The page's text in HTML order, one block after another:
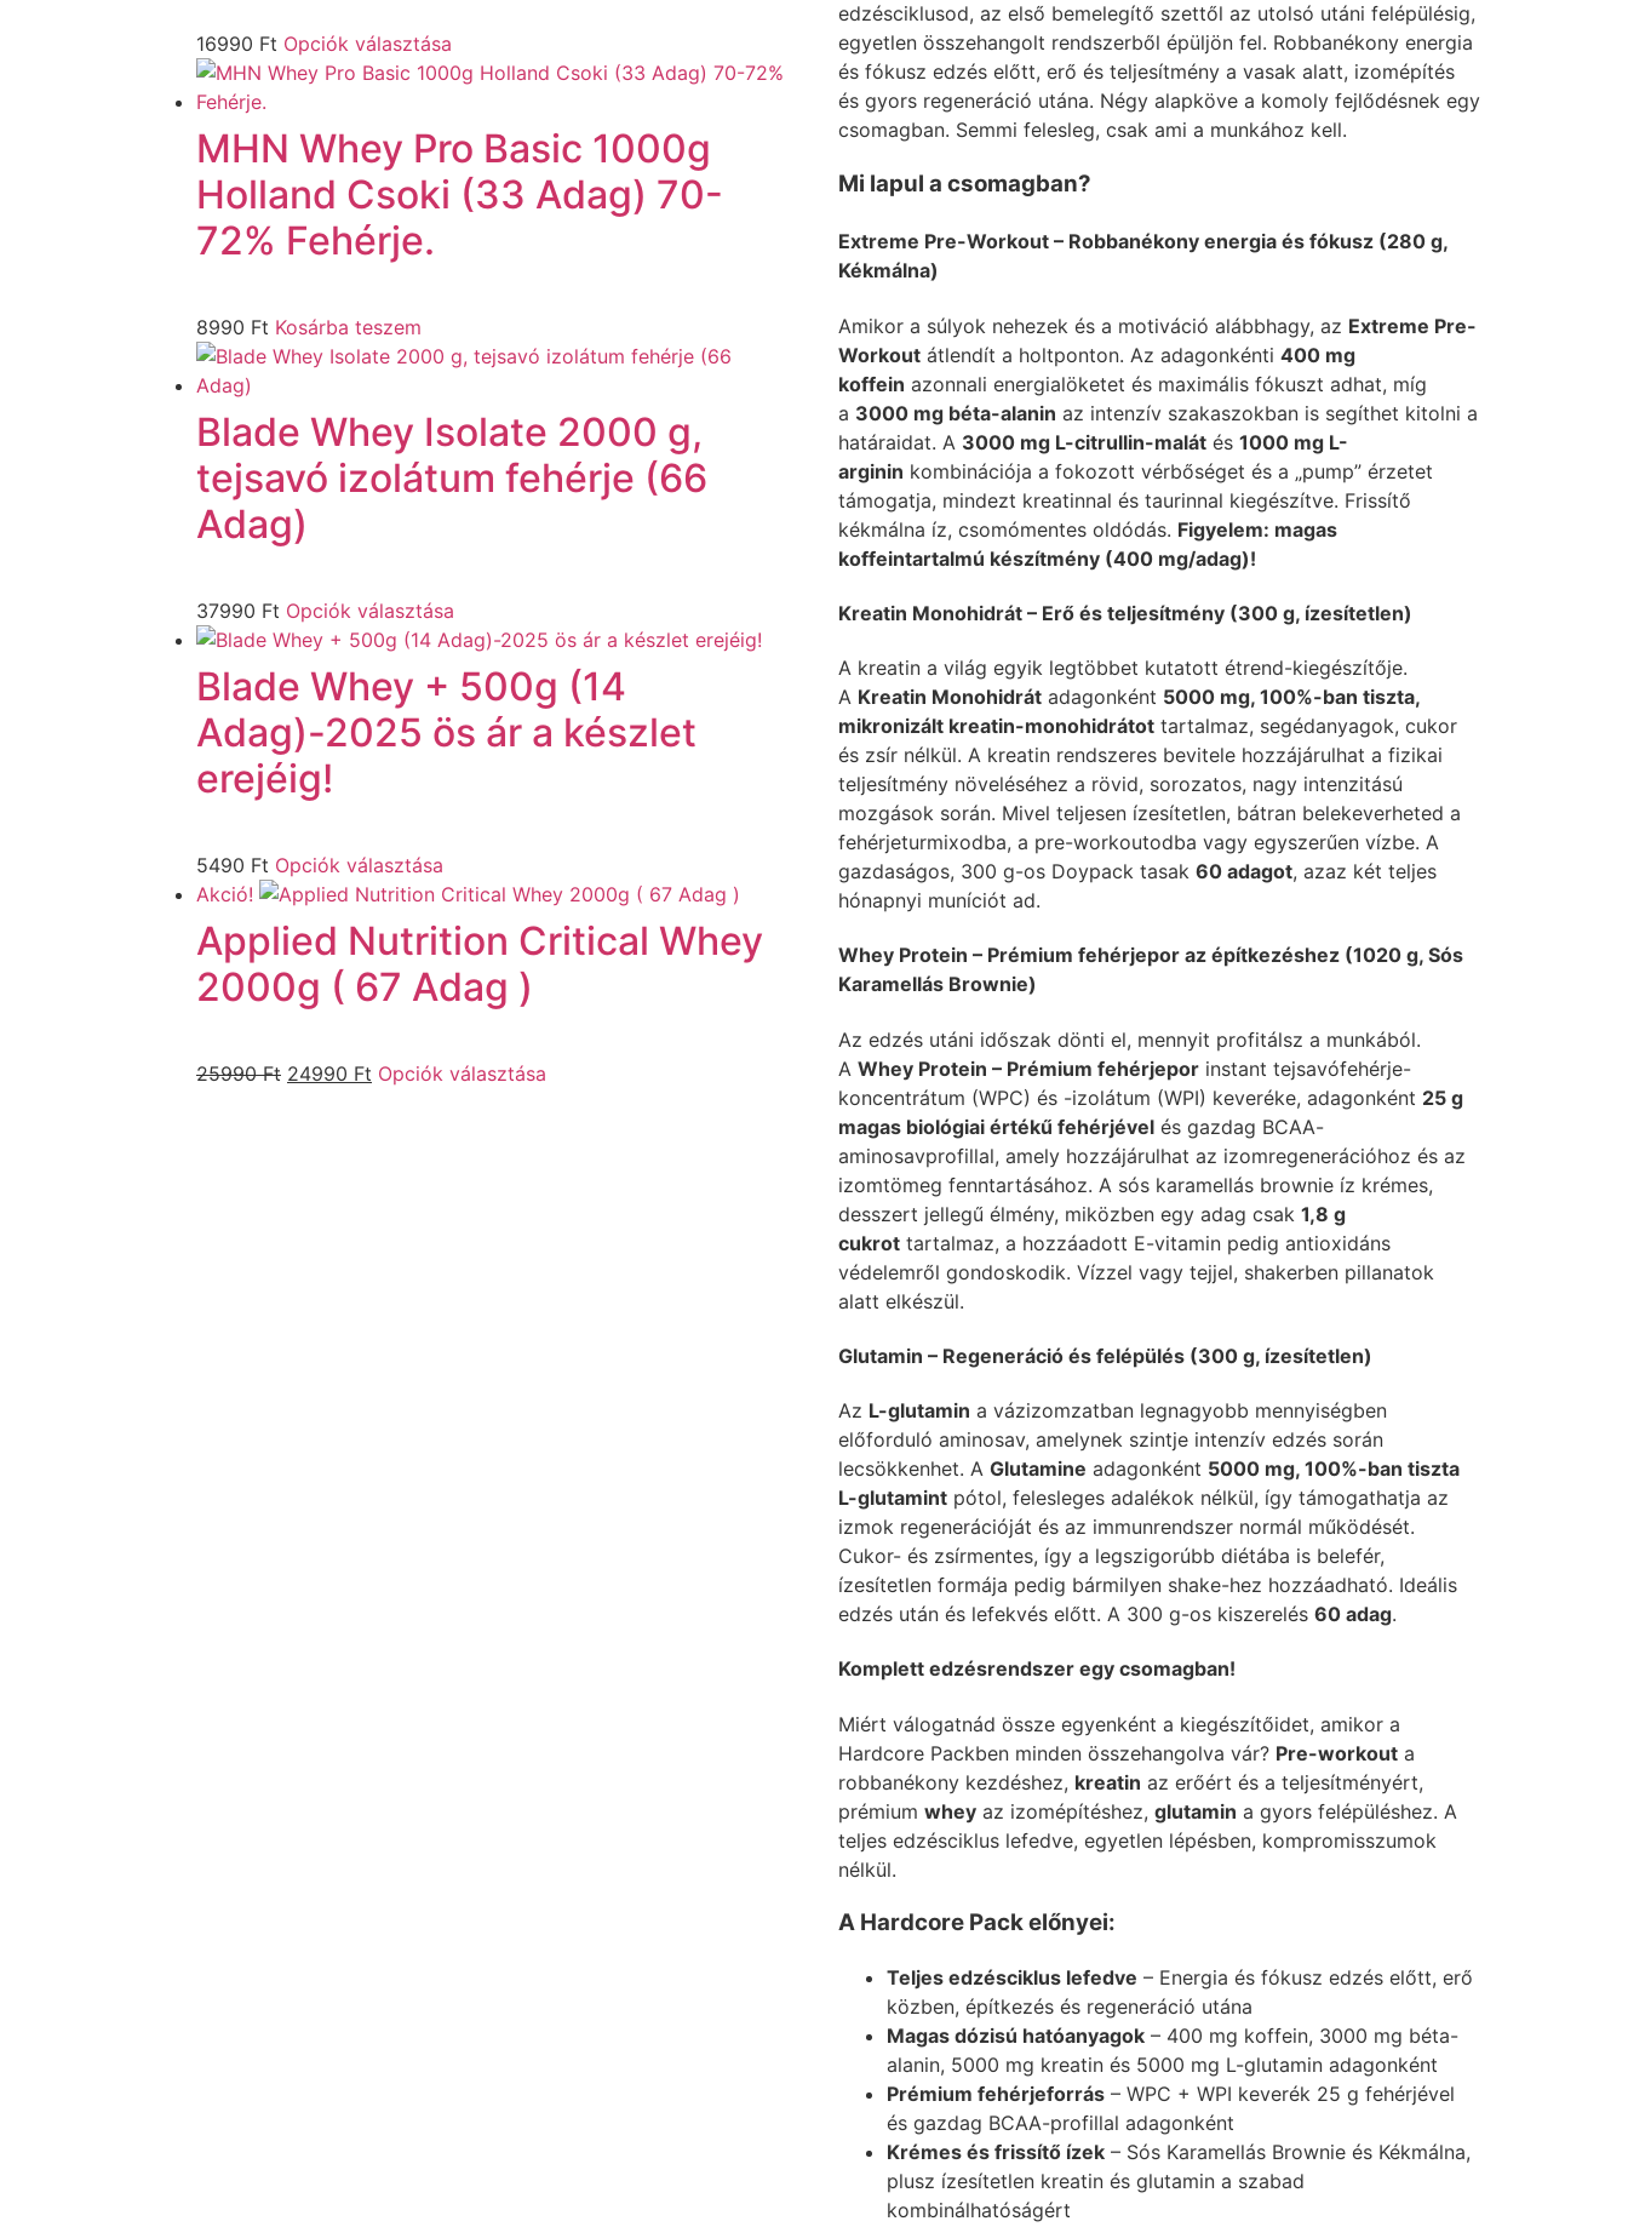
16990 Ft Opciók választása
MHN Whey Pro Basic 1000g
Holland Csoki (33 Adag) 70-
72% Fehérje.
8990 Ft Kosárba teszem
Blade Whey Isolate 2000 g,
tejsavó izolátum fehérje (66
Adag)
37990 Ft Opciók választása
Blade Whey + 500g (14
Adag)-2025 ös ár a készlet
erejéig!
5490 Ft Opciók választása
Akció!
Applied Nutrition Critical Whey
2000g ( 67 Adag )
25990Ft 24990 Ft Opciók választása
edzésciklusod, az első bemelegítő szettől az utolsó utáni felépülésig,
egyetlen összehangolt rendszerből épüljön fel. Robbanékony energia
és fókusz edzés előtt, erő és teljesítmény a vasak alatt, izomépítés
és gyors regeneráció utána. Négy alapköve a komoly fejlődésnek egy
csomagban. Semmi felesleg, csak ami a munkához kell.
Mi lapul a csomagban?
Extreme Pre-Workout – Robbanékony energia és fókusz (280 g,
Kékmálna)
Amikor a súlyok nehezek és a motiváció alábbhagy, az Extreme Pre-
Workout átlendít a holtponton. Az adagonkénti 400 mg
koffein azonnali energialöketet és maximális fókuszt adhat, míg
a 3000 mg béta-alanin az intenzív szakaszokban is segíthet kitolni a
határaidat. A 3000 mg L-citrullin-malát és 1000 mg L-
arginin kombinációja a fokozott vérbőséget és a „pump” érzetet
támogatja, mindezt kreatinnal és taurinnal kiegészítve. Frissítő
kékmálna íz, csomómentes oldódás. Figyelem: magas
koffeintartalmú készítmény (400 mg/adag)!
Kreatin Monohidrát – Erő és teljesítmény (300 g, ízesítetlen)
A kreatin a világ egyik legtöbbet kutatott étrend-kiegészítője.
A Kreatin Monohidrát adagonként 5000 mg, 100%-ban tiszta,
mikronizált kreatin-monohidrátot tartalmaz, segédanyagok, cukor
és zsír nélkül. A kreatin rendszeres bevitele hozzájárulhat a fizikai
teljesítmény növeléséhez a rövid, sorozatos, nagy intenzitású
mozgások során. Mivel teljesen ízesítetlen, bátran belekeverheted a
fehérjeturmixodba, a pre-workoutodba vagy egyszerűen vízbe. A
gazdaságos, 300 g-os Doypack tasak 60 adagot, azaz két teljes
hónapnyi muníciót ad.
Whey Protein – Prémium fehérjepor az építkezéshez (1020 g, Sós
Karamellás Brownie)
Az edzés utáni időszak dönti el, mennyit profitálsz a munkából.
A Whey Protein – Prémium fehérjepor instant tejsavófehérje-
koncentrátum (WPC) és -izolátum (WPI) keveréke, adagonként 25 g
magas biológiai értékű fehérjével és gazdag BCAA-
aminosavprofillal, amely hozzájárulhat az izomregenerációhoz és az
izomtömeg fenntartásához. A sós karamellás brownie íz krémes,
desszert jellegű élmény, miközben egy adag csak 1,8 g
cukrot tartalmaz, a hozzáadott E-vitamin pedig antioxidáns
védelemről gondoskodik. Vízzel vagy tejjel, shakerben pillanatok
alatt elkészül.
Glutamin – Regeneráció és felépülés (300 g, ízesítetlen)
Az L-glutamin a vázizomzatban legnagyobb mennyiségben
előforduló aminosav, amelynek szintje intenzív edzés során
lecsökkenhet. A Glutamine adagonként 5000 mg, 100%-ban tiszta
L-glutamint pótol, felesleges adalékok nélkül, így támogathatja az
izmok regenerációját és az immunrendszer normál működését.
Cukor- és zsírmentes, így a legszigorúbb diétába is belefér,
ízesítetlen formája pedig bármilyen shake-hez hozzáadható. Ideális
edzés után és lefekvés előtt. A 300 g-os kiszerelés 60 adag.
Komplett edzésrendszer egy csomagban!
Miért válogatnád össze egyenként a kiegészítőidet, amikor a
Hardcore Packben minden összehangolva vár? Pre-workout a
robbanékony kezdéshez, kreatin az erőért és a teljesítményért,
prémium whey az izomépítéshez, glutamin a gyors felépüléshez. A
teljes edzésciklus lefedve, egyetlen lépésben, kompromisszumok
nélkül.
A Hardcore Pack előnyei:
Teljes edzésciklus lefedve – Energia és fókusz edzés előtt, erő
közben, építkezés és regeneráció utána
Magas dózisú hatóanyagok – 400 mg koffein, 3000 mg béta-
alanin, 5000 mg kreatin és 5000 mg L-glutamin adagonként
Prémium fehérjeforrás – WPC + WPI keverék 25 g fehérjével
és gazdag BCAA-profillal adagonként
Krémes és frissítő ízek – Sós Karamellás Brownie és Kékmálna,
plusz ízesítetlen kreatin és glutamin a szabad
kombinálhatóságért